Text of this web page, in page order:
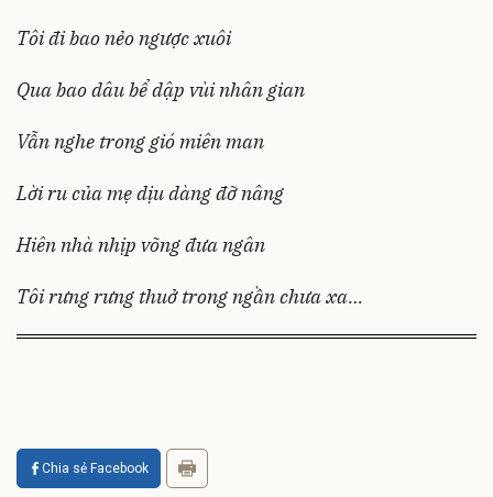
Tôi đi bao nẻo ngược xuôi
Qua bao dâu bể dập vùi nhân gian
Vẫn nghe trong gió miên man
Lời ru của mẹ dịu dàng đỡ nâng
Hiên nhà nhịp võng đưa ngân
Tôi rưng rưng thuở trong ngần chưa xa…
Chia sẻ Facebook